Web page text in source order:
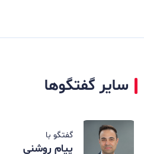
سایر گفتگوها
گفتگو با
پیام روشنی